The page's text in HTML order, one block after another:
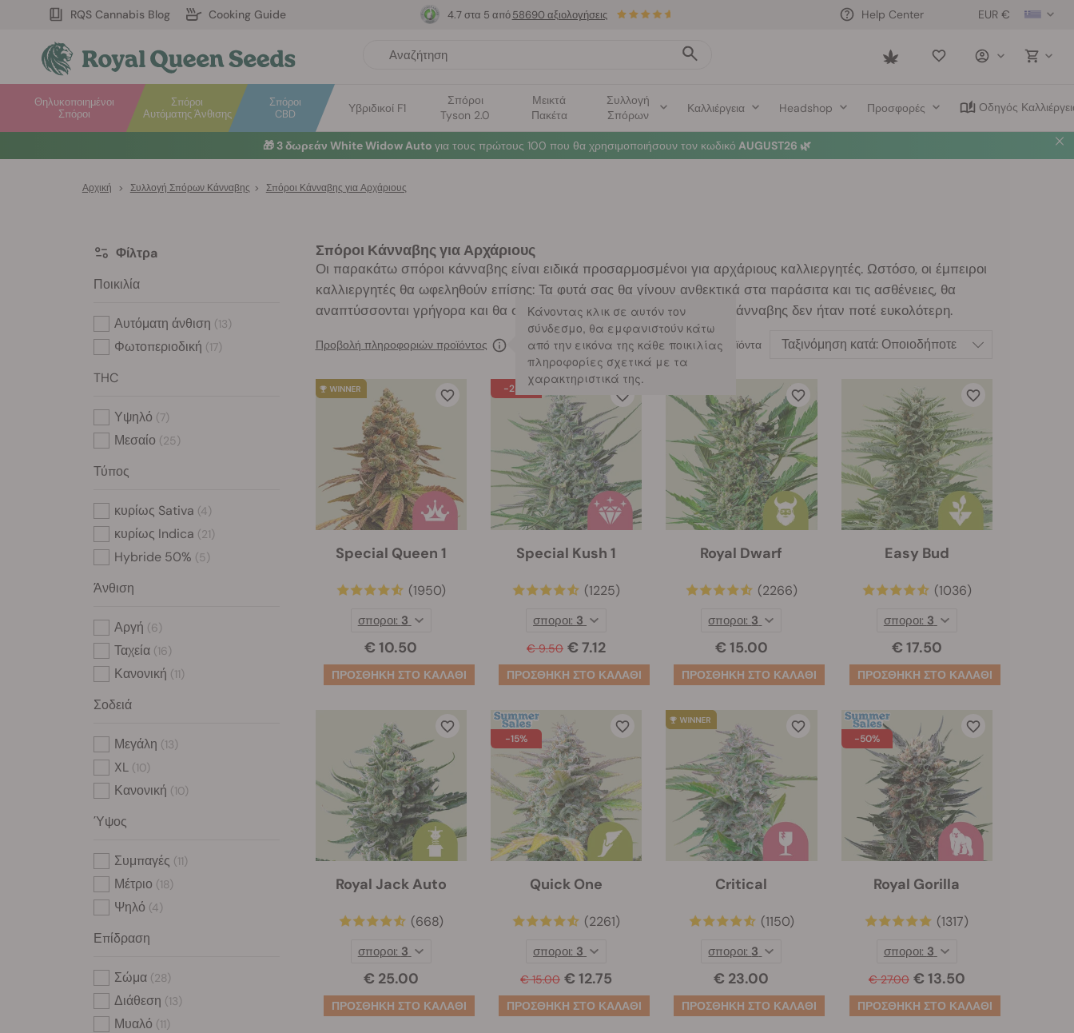
RQS Cannabis Blog Cooking Guide EUR €
Help Center
Saved
Σπόροι
Αυτόματης Άνθισης
Θηλυκοποιημένοι
Σπόροι
Σπόροι
CBD
Υβριδικοί F1
Σπόροι
Tyson 2.0
Μεικτά
Πακέτα
Συλλογή
Σπόρων
Καλλιέργεια Headshop Προσφορές Οδηγός
4.7 στα 5 από 58690 αξιολογήσεις
☀️ Summer Sales: Έως και -50% σε επιλεγμένα προϊόντα! ⏤Αγοράστε Τώρα 🛍️
Αρχική > Συλλογή Σπόρων Κάνναβης > Σπόροι Κάνναβης για Αρχάριους
Σπόροι Κάνναβης για Αρχάριους
Οι παρακάτω σπόροι κάνναβης είναι ειδικά προσαρμοσμένοι για αρχάριους καλλιεργητές. Ωστόσο, οι έμπειροι
καλλιεργητές θα ωφεληθούν επίσης: Τα φυτά σας θα γίνουν ανθεκτικά στα παράσιτα και τις ασθένειες, θα
αναπτύσσονται γρήγορα και θα συγχωρούν τα λάθη. Η καλλιέργεια κάνναβης δεν ήταν ποτέ ευκολότερη.
Προβολή πληροφοριών προϊόντος
Κάνοντας κλικ σε αυτόν τον
σύνδεσμο, θα εμφανιστούν κάτω
από την εικόνα της κάθε ποικιλίας
πληροφορίες σχετικά με τα
χαρακτηριστικά της.
33 προϊόντα Ταξινόμηση κατά: Οποιοδήποτε
Special Queen 1
(1950)
€ 10.50
σποροι: 3
-25%
Special Kush 1
(1225)
€ 9.50 € 7.12
σποροι: 3
Royal Dwarf
(2266)
€ 15.00
σποροι: 3
Easy Bud
(1036)
€ 17.50
σποροι: 3
Royal Jack Auto
(668)
€ 25.00
σποροι: 3
-15%
Quick One
(2261)
€ 15.00 € 12.75
σποροι: 3
Critical
(1150)
€ 23.00
σποροι: 3
-50%
Royal Gorilla
(1317)
€ 27.00 € 13.50
σποροι: 3
Φίλτρa
Ποικιλία
Αυτόματη άνθιση (13)
Φωτοπεριοδική (17)
THC
Υψηλό (7)
Μεσαίο (25)
Τύπος
κυρίως Sativa (4)
κυρίως Indica (21)
Hybride 50% (5)
Άνθιση
Αργή (6)
Ταχεία (16)
Κανονική (11)
Σοδειά
Μεγάλη (13)
XL (10)
Κανονική (10)
Ύψος
Συμπαγές (11)
Μέτριο (18)
Ψηλό (4)
Επίδραση
Σώμα (28)
Διάθεση (13)
Μυαλό (11)